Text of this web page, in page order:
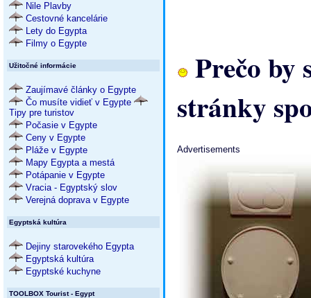
Nile Plavby
Cestovné kancelárie
Lety do Egypta
Filmy o Egypte
Užitočné informácie
Zaujímavé články o Egypte
Čo musíte vidieť v Egypte
Tipy pre turistov
Počasie v Egypte
Ceny v Egypte
Pláže v Egypte
Mapy Egypta a mestá
Potápanie v Egypte
Vracia - Egyptský slov
Verejná doprava v Egypte
Egyptská kultúra
Dejiny starovekého Egypta
Egyptská kultúra
Egyptské kuchyne
TOOLBOX Tourist - Egypt
Prečo by
stránky
Advertisements